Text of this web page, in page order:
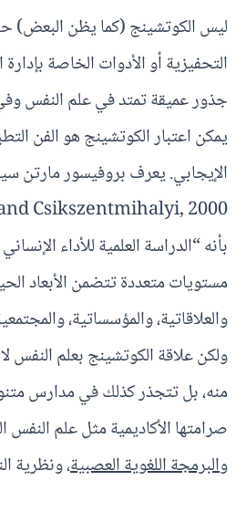
ليس الكوتشينج (كما يظن البعض)
التحفيزية أو الأدوات الخاصة
جذور عميقة تمتد في علم النفس
يمكن اعتبار الكوتشينج هو الفن
بأنه “الدراسة العلمية للأداء
مستويات متعددة تتضمن الأبعاد
والعلاقاتية، والمؤسساتية،
ولكن علاقة الكوتشينج بعلم النفس
منه، بل تتجذر كذلك في مدارس
صرامتها الأكاديمية مثل علم النفس
والبرمجة اللغوية العصبية، ونظرية